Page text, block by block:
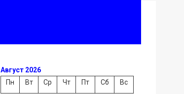
Август 2026
Пн
Вт Ср Чт Пт Сб Вс